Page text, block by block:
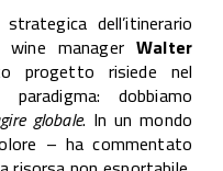
dell’itinerario
wine managerWalter
progetto risiede nel
dobbiamo
globale. In un mondo
– ha commentato